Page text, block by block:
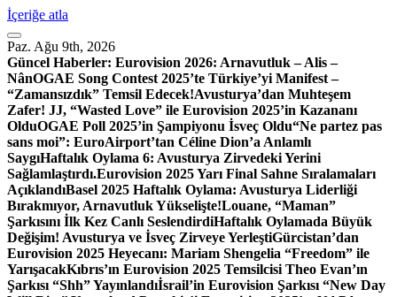
İçeriğe atla
Paz. Ağu 9th, 2026
Güncel Haberler: Eurovision 2026: Arnavutluk – Alis –
NânOGAE Song Contest 2025’te Türkiye’yi Manifest –
“Zamansızdık” Temsil Edecek!Avusturya’dan Muhteşem
Zafer! JJ, “Wasted Love” ile Eurovision 2025’in Kazananı
OlduOGAE Poll 2025’in Şampiyonu İsveç Oldu“Ne partez pas
sans moi”: EuroAirport’tan Céline Dion’a Anlamlı
SaygıHaftalık Oylama 6: Avusturya Zirvedeki Yerini
Sağlamlaştırdı.Eurovision 2025 Yarı Final Sahne Sıralamaları
AçıklandıBasel 2025 Haftalık Oylama: Avusturya Liderliği
Bırakmıyor, Arnavutluk Yükselişte!Louane, “Maman”
Şarkısını İlk Kez Canlı SeslendirdiHaftalık Oylamada Büyük
Değişim! Avusturya ve İsveç Zirveye YerleştiGürcistan’dan
Eurovision 2025 Heyecanı: Mariam Shengelia “Freedom” ile
YarışacakKıbrıs’ın Eurovision 2025 Temsilcisi Theo Evan’ın
Şarkısı “Shh” Yayınlandıİsrail’in Eurovision Şarkısı “New Day